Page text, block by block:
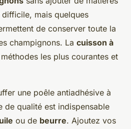
mais quelques
de conserver toute la
champignons. La cuisson à
méthodes les plus courantes et
une poêle antiadhésive à
de qualité est indispensable
ou de beurre. Ajoutez vos